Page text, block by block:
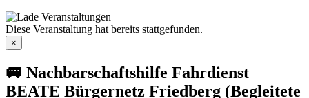
Diese Veranstaltung hat bereits stattgefunden.
×
🚐 Nachbarschaftshilfe Fahrdienst
BEATE Bürgernetz Friedberg (Begleitete